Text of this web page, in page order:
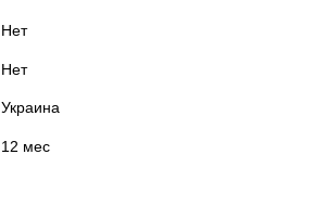
Нет
Нет
Украина
12 мес